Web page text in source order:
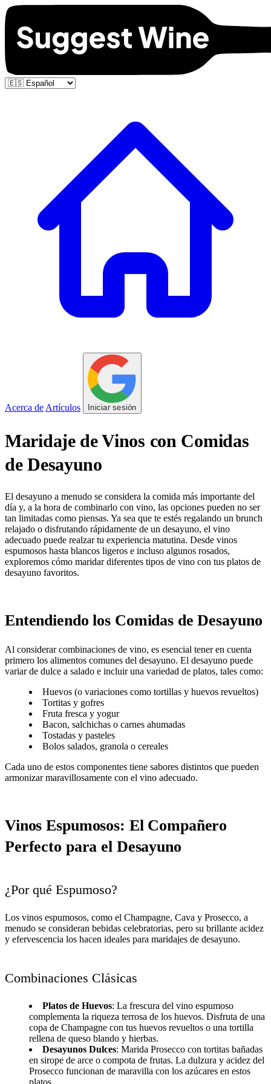
Acerca de Artículos Iniciar sesión
Maridaje de Vinos con Comidas
de Desayuno
El desayuno a menudo se considera la comida más importante del
día y, a la hora de combinarlo con vino, las opciones pueden no ser
tan limitadas como piensas. Ya sea que te estés regalando un brunch
relajado o disfrutando rápidamente de un desayuno, el vino
adecuado puede realzar tu experiencia matutina. Desde vinos
espumosos hasta blancos ligeros e incluso algunos rosados,
exploremos cómo maridar diferentes tipos de vino con tus platos de
desayuno favoritos.
Entendiendo los Comidas de Desayuno
Al considerar combinaciones de vino, es esencial tener en cuenta
primero los alimentos comunes del desayuno. El desayuno puede
variar de dulce a salado e incluir una variedad de platos, tales como:
Huevos (o variaciones como tortillas y huevos revueltos)
Tortitas y gofres
Fruta fresca y yogur
Bacon, salchichas o carnes ahumadas
Tostadas y pasteles
Bolos salados, granola o cereales
Cada uno de estos componentes tiene sabores distintos que pueden
armonizar maravillosamente con el vino adecuado.
Vinos Espumosos: El Compañero
Perfecto para el Desayuno
¿Por qué Espumoso?
Los vinos espumosos, como el Champagne, Cava y Prosecco, a
menudo se consideran bebidas celebratorias, pero su brillante acidez
y efervescencia los hacen ideales para maridajes de desayuno.
Combinaciones Clásicas
Platos de Huevos: La frescura del vino espumoso
complementa la riqueza terrosa de los huevos. Disfruta de una
copa de Champagne con tus huevos revueltos o una tortilla
rellena de queso blando y hierbas.
Desayunos Dulces: Marida Prosecco con tortitas bañadas
en sirope de arce o compota de frutas. La dulzura y acidez del
Prosecco funcionan de maravilla con los azúcares en estos
platos.